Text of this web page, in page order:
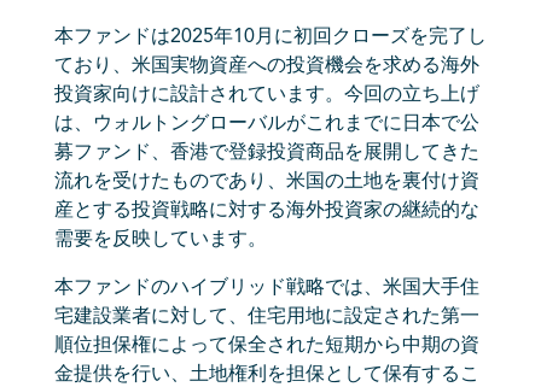
本ファンドは2025年10月に初回クローズを完了し
ており、米国実物資産への投資機会を求める海外
投資家向けに設計されています。今回の立ち上げ
は、ウォルトングローバルがこれまでに日本で公
募ファンド、香港で登録投資商品を展開してきた
流れを受けたものであり、米国の土地を裏付け資
産とする投資戦略に対する海外投資家の継続的な
需要を反映しています。
本ファンドのハイブリッド戦略では、米国大手住
宅建設業者に対して、住宅用地に設定された第一
順位担保権によって保全された短期から中期の資
金提供を行い、土地権利を担保として保有するこ